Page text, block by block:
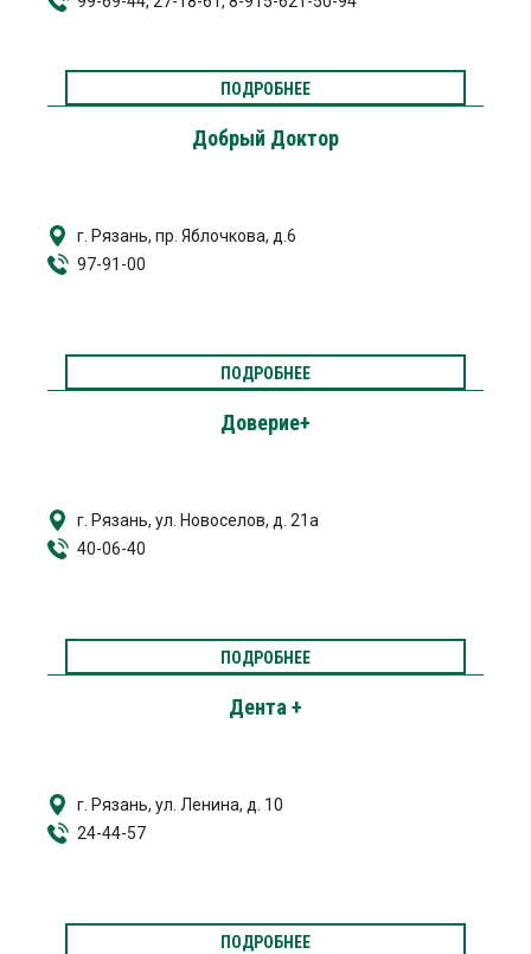
ПОДРОБНЕЕ
Добрый Доктор
г. Рязань, пр. Яблочкова, д.6
97-91-00
ПОДРОБНЕЕ
Доверие+
г. Рязань, ул. Новоселов, д. 21а
40-06-40
ПОДРОБНЕЕ
Дента +
г. Рязань, ул. Ленина, д. 10
24-44-57
ПОДРОБНЕЕ